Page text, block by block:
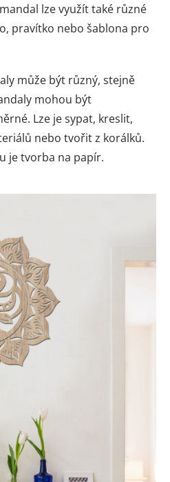
lze využít také různé
pravítko nebo šablona pro
může být různý, stejně
mohou být
Lze je sypat, kreslit,
nebo tvořit z korálků.
je tvorba na papír.